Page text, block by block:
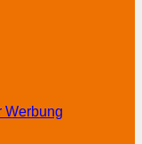
Werbung